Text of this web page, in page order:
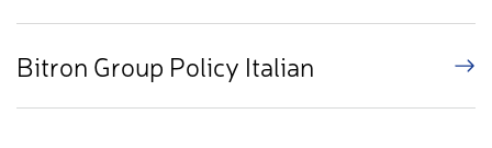
in
new
Bitron Group Policy Italian
in